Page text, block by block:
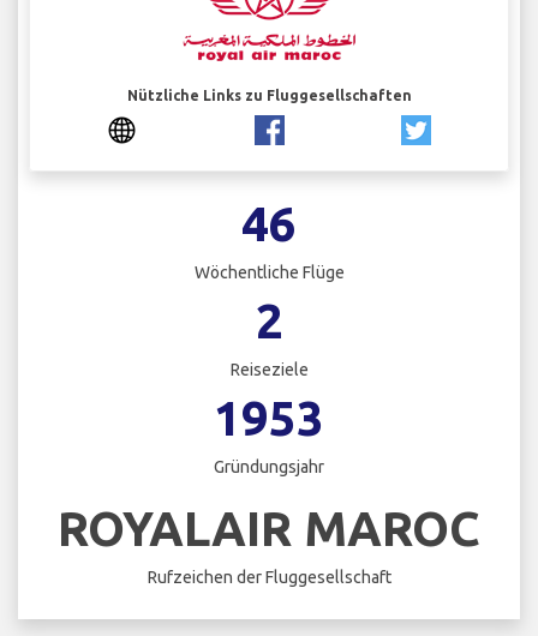
Nützliche Links zu Fluggesellschaften
46
Wöchentliche Flüge
2
Reiseziele
1953
Gründungsjahr
ROYALAIR MAROC
Rufzeichen der Fluggesellschaft